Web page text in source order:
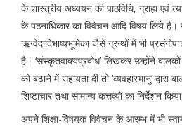
के शास्त्रीय अध्ययन की पाठविधि, ग्राह्य एवं
के पठनाधिकार का विवेचन आदि विषय लिये
ऋग्वेदादिभाष्यभूमिका जैसे ग्रन्थों में भी
है। ‘संस्कृतवाक्यप्रबोध’ लिखकर उन्होंने
को बढ़ाने में सहायता दी तो ‘व्यवहारभानु’ द्वारा
शिष्टाचार तथा सामान्य कत्तव्यों का निर्देशन
अपने शिक्षा-विषयक विवेचन के आरम्भ में भी